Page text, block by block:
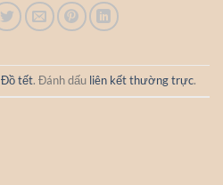
Đồ tết. Đánh dấu liên kết thường trực.